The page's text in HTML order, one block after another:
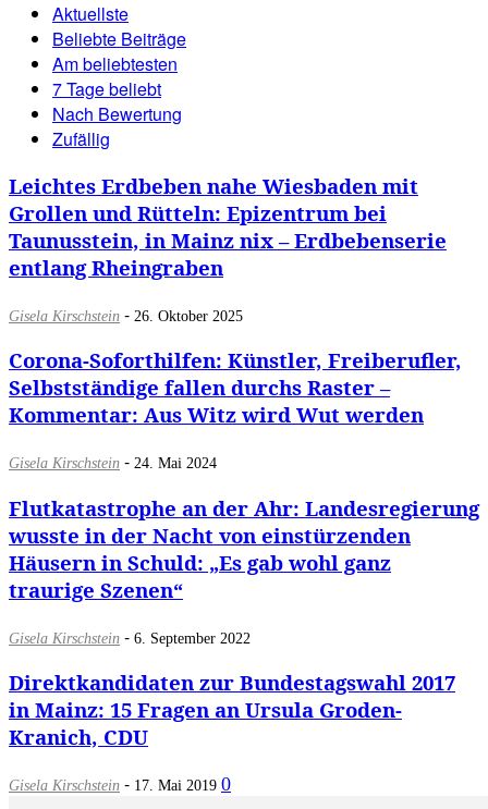
Aktuellste
Beliebte Beiträge
Am beliebtesten
7 Tage beliebt
Nach Bewertung
Zufällig
Leichtes Erdbeben nahe Wiesbaden mit
Grollen und Rütteln: Epizentrum bei
Taunusstein, in Mainz nix – Erdbebenserie
entlang Rheingraben
Gisela Kirschstein - 26. Oktober 2025
Corona-Soforthilfen: Künstler, Freiberufler,
Selbstständige fallen durchs Raster –
Kommentar: Aus Witz wird Wut werden
Gisela Kirschstein - 24. Mai 2024
Flutkatastrophe an der Ahr: Landesregierung
wusste in der Nacht von einstürzenden
Häusern in Schuld: „Es gab wohl ganz
traurige Szenen“
Gisela Kirschstein - 6. September 2022
Direktkandidaten zur Bundestagswahl 2017
in Mainz: 15 Fragen an Ursula Groden-
Kranich, CDU
Gisela Kirschstein - 17. Mai 2019 0